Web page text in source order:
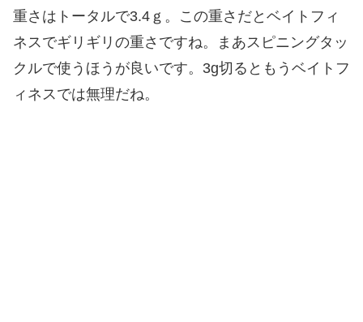
重さはトータルで3.4ｇ。この重さだとベイトフィ
ネスでギリギリの重さですね。まあスピニングタッ
クルで使うほうが良いです。3g切るともうベイトフ
ィネスでは無理だね。